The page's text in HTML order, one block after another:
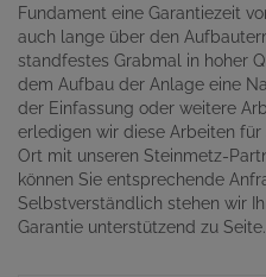
Fundament eine Garantiezeit
auch lange über den
standfestes Grabmal in hoher
dem Aufbau der Anlage eine
der Einfassung oder weitere
erledigen wir diese Arbeiten
Ort mit unseren Steinmetz-
können Sie entsprechende
Selbstverständlich stehen wir
Garantie unterstützend zu Seite.